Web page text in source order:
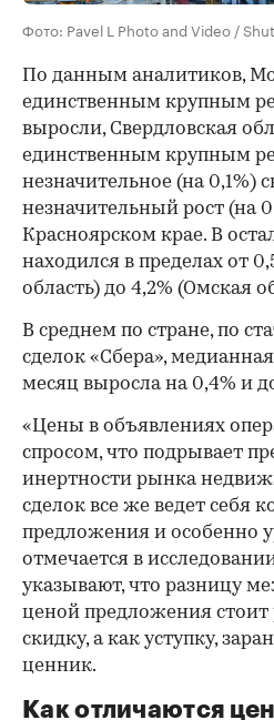
Фото: Pavel L Photo and Video /
По данным аналитиков,
единственным крупным
выросли, Свердловская
единственным крупным
незначительное (на 0,1%)
незначительный рост (на
Красноярском крае. В
находился в пределах от
область) до 4,2% (Омская
В среднем по стране, по
сделок «Сбера»,
месяц выросла на 0,4% и
«Цены в объявлениях
спросом, что подрывает
инертности рынка
сделок все же ведет себя
предложения и особенно
отмечается в
указывают, что разницу
ценой предложения стоит
скидку, а как уступку,
ценник.
Как отличаются